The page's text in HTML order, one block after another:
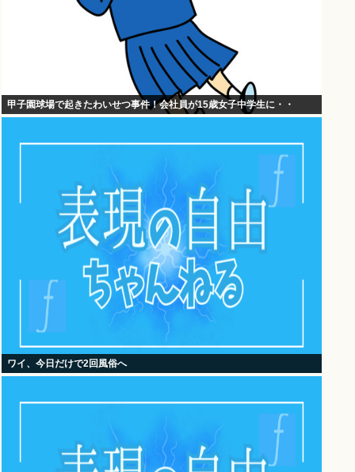
甲子園球場で起きたわいせつ事件！会社員が15歳女子中学生に・・
ワイ、今日だけで2回風俗へ